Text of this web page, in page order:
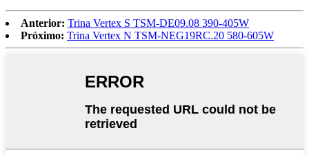
Anterior: Trina Vertex S TSM-DE09.08 390-405W
Próximo: Trina Vertex N TSM-NEG19RC.20 580-605W